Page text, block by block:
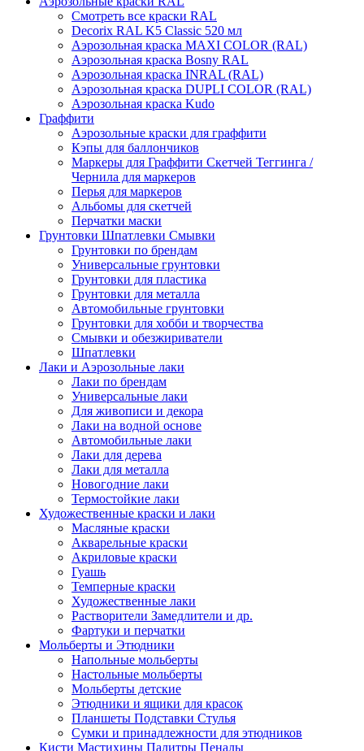
Смотреть все краски RAL
Decorix RAL K5 Classic 520 мл
Аэрозольная краска MAXI COLOR (RAL)
Аэрозольная краска Bosny RAL
Аэрозольная краска INRAL (RAL)
Аэрозольная краска DUPLI COLOR (RAL)
Аэрозольная краска Kudo
Граффити
Аэрозольные краски для граффити
Кэпы для баллончиков
Маркеры для Граффити Скетчей Теггинга /
Чернила для маркеров
Перья для маркеров
Альбомы для скетчей
Перчатки маски
Грунтовки Шпатлевки Смывки
Грунтовки по брендам
Универсальные грунтовки
Грунтовки для пластика
Грунтовки для металла
Автомобильные грунтовки
Грунтовки для хобби и творчества
Смывки и обезжириватели
Шпатлевки
Лаки и Аэрозольные лаки
Лаки по брендам
Универсальные лаки
Для живописи и декора
Лаки на водной основе
Автомобильные лаки
Лаки для дерева
Лаки для металла
Новогодние лаки
Термостойкие лаки
Художественные краски и лаки
Масляные краски
Акварельные краски
Акриловые краски
Гуашь
Темперные краски
Художественные лаки
Растворители Замедлители и др.
Фартуки и перчатки
Мольберты и Этюдники
Напольные мольберты
Настольные мольберты
Мольберты детские
Этюдники и ящики для красок
Планшеты Подставки Стулья
Сумки и принадлежности для этюдников
Кисти Мастихины Палитры Пеналы